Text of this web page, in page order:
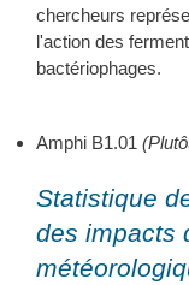
chercheurs
l'action des
bactériophages.
Amphi B1.01
Statistique
des impacts